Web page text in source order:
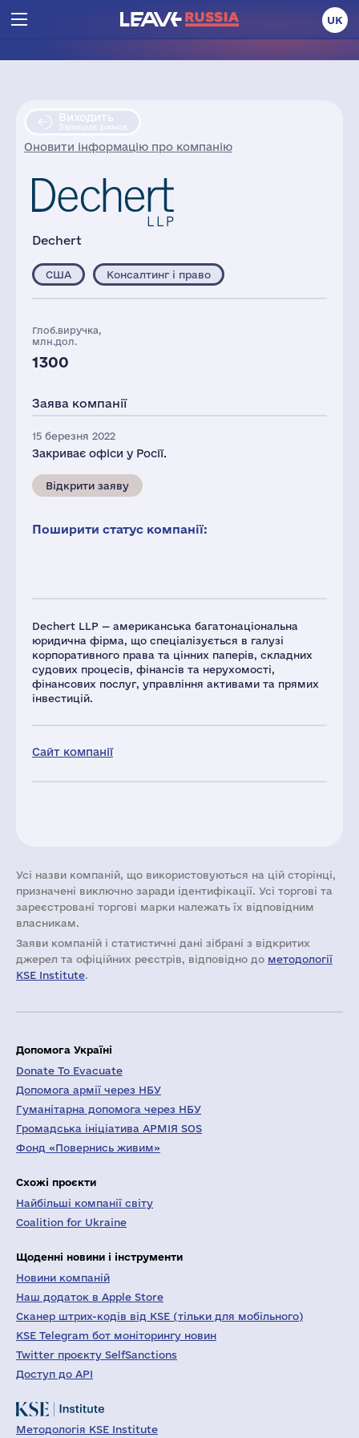
UK
Виходить
Залишає ринок
Оновити інформацію про компанію
Dechert
Dechert LLP — американська багатонаціональна
юридична фірма, що спеціалізується в галузі
корпоративного права та цінних паперів, складних
судових процесів, фінансів та нерухомості,
фінансових послуг, управління активами та прямих
інвестицій.
Сайт компанії
США Консалтинг і право
Глоб.виручка,
млн.дол.
1300
Заява компанії
15 березня 2022
Закриває офіси у Росії.
Відкрити заяву
Поширити статус компанії:
Усі назви компаній, що використовуються на цій сторінці,
призначені виключно заради ідентифікації. Усі торгові та
зареєстровані торгові марки належать їх відповідним
власникам.
Заяви компаній i статистичні дані зібрані з відкритих
джерел та офіційних реєстрів, відповідно до методології
KSE Institute.
Допомога Україні
Donate To Evacuate
Допомога армії через НБУ
Гуманітарна допомога через НБУ
Громадська ініціатива АРМІЯ SOS
Фонд «Повернись живим»
Схожі проєкти
Найбільші компанії світу
Coalition for Ukraine
Щоденні новини і інструменти
Новини компаній
Наш додаток в Apple Store
Сканер штрих-кодів від KSE (тільки для мобільного)
KSE Telegram бот моніторингу новин
Twitter проєкту SelfSanctions
Доступ до API
Методологія KSE Institute